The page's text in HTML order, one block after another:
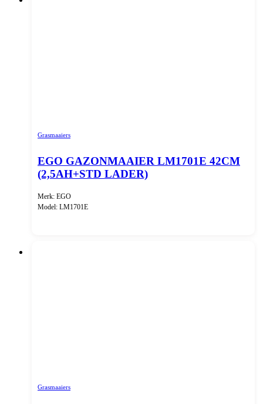
Grasmaaiers
EGO GAZONMAAIER LM1701E 42CM
(2,5AH+STD LADER)
Merk: EGO
Model: LM1701E
Grasmaaiers